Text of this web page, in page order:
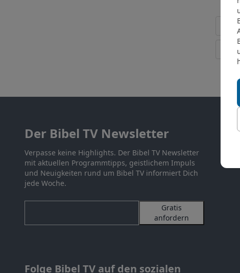
Der Bibel TV Newsletter
Verpasse keine Highlights. Der Bibel TV Newsletter
mit aktuellen Programmtipps, geistlichem Impuls
und Neuigkeiten rund um Bibel TV informiert Dich
jede Woche.
Gratis
anfordern
Folge Bibel TV auf den sozialen